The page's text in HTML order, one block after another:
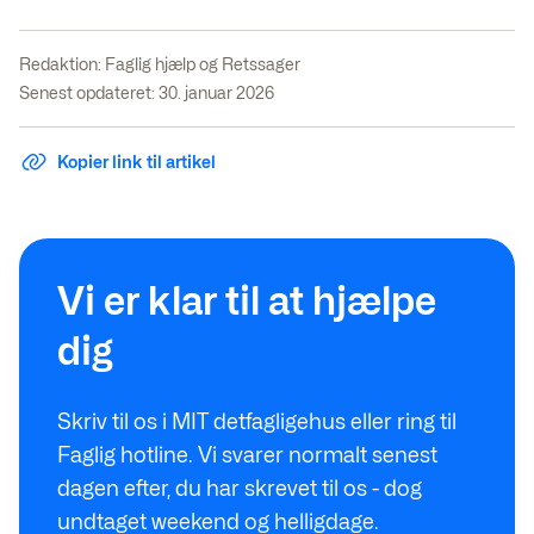
Redaktion: Faglig hjælp og Retssager
Senest opdateret: 30. januar 2026
Kopier link til artikel
Vi er klar til at hjælpe
dig
Skriv til os i MIT detfagligehus eller ring til
Faglig hotline. Vi svarer normalt senest
dagen efter, du har skrevet til os - dog
undtaget weekend og helligdage.